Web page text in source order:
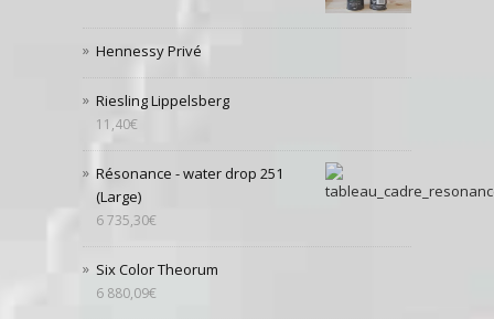
Hennessy Privé
Riesling Lippelsberg
11,40€
Résonance - water drop 251
(Large)
6 735,30€
Six Color Theorum
6 880,09€